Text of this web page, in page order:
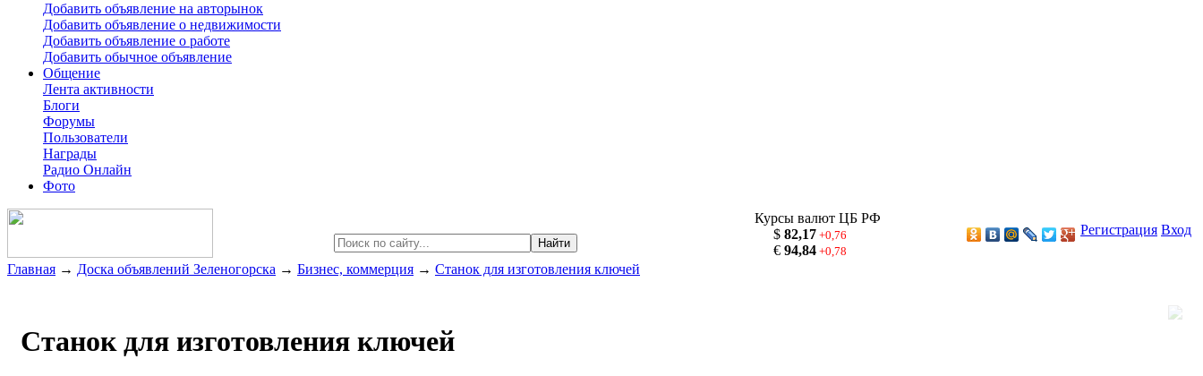
Добавить объявление на авторынок
Добавить объявление о недвижимости
Добавить объявление о работе
Добавить обычное объявление
Общение
Лента активности
Блоги
Форумы
Пользователи
Награды
Радио Онлайн
Фото
Найти
Курсы валют ЦБ РФ
$ 82,17+0,76
€ 94,84+0,78
Регистрация Вход
Главная → Доска объявлений Зеленогорска → Бизнес, коммерция → Станок для изготовления ключей
Станок для изготовления ключей